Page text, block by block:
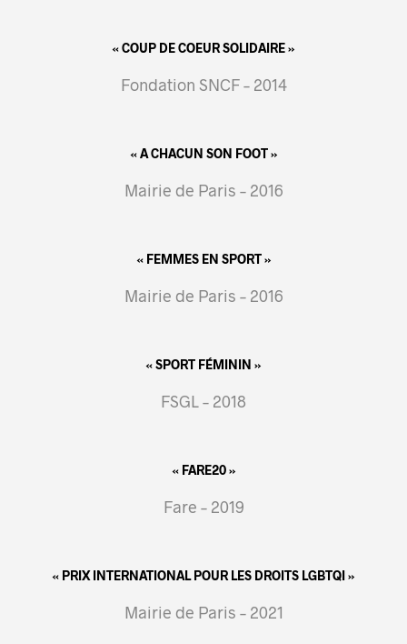
« COUP DE COEUR SOLIDAIRE »
Fondation SNCF – 2014
« A CHACUN SON FOOT »
Mairie de Paris – 2016
« FEMMES EN SPORT »
Mairie de Paris – 2016
« SPORT FÉMININ »
FSGL – 2018
« FARE20 »
Fare – 2019
« PRIX INTERNATIONAL POUR LES DROITS LGBTQI »
Mairie de Paris – 2021